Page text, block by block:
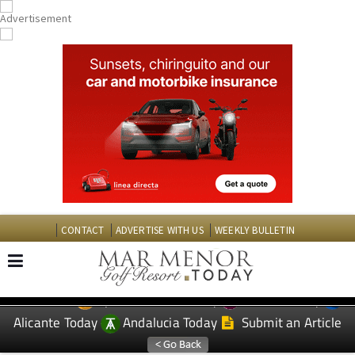
CONTACT ADVERTISE WITH US WEEKLY BULLETIN
EDITIONS: Spanish News Today
Murcia Today
Alicante Today
Andalucia Today Submit an Article